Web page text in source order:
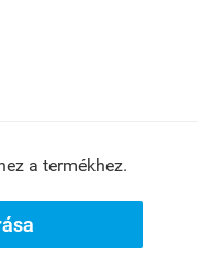
a termékhez.